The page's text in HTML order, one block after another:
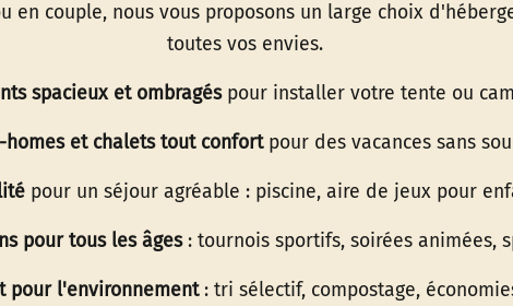
en couple, nous vous proposons un large choix
toutes vos envies.
spacieux et ombragéspour installer votre tente ou
homes et chalets tout confortpour des vacances sans
pour un séjour agréable : piscine, aire de jeux pour
pour tous les âges: tournois sportifs, soirées animées,
pour l'environnement: tri sélectif, compostage,